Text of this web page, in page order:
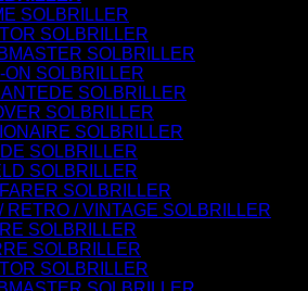
SOLBRILLER
SOLBRILLER
SOLBRILLER
ON SOLBRILLER
SOLBRILLER
SOLBRILLER
SOLBRILLER
SOLBRILLER
SOLBRILLER
SOLBRILLER
RETRO / VINTAGE SOLBRILLER
SOLBRILLER
SOLBRILLER
SOLBRILLER